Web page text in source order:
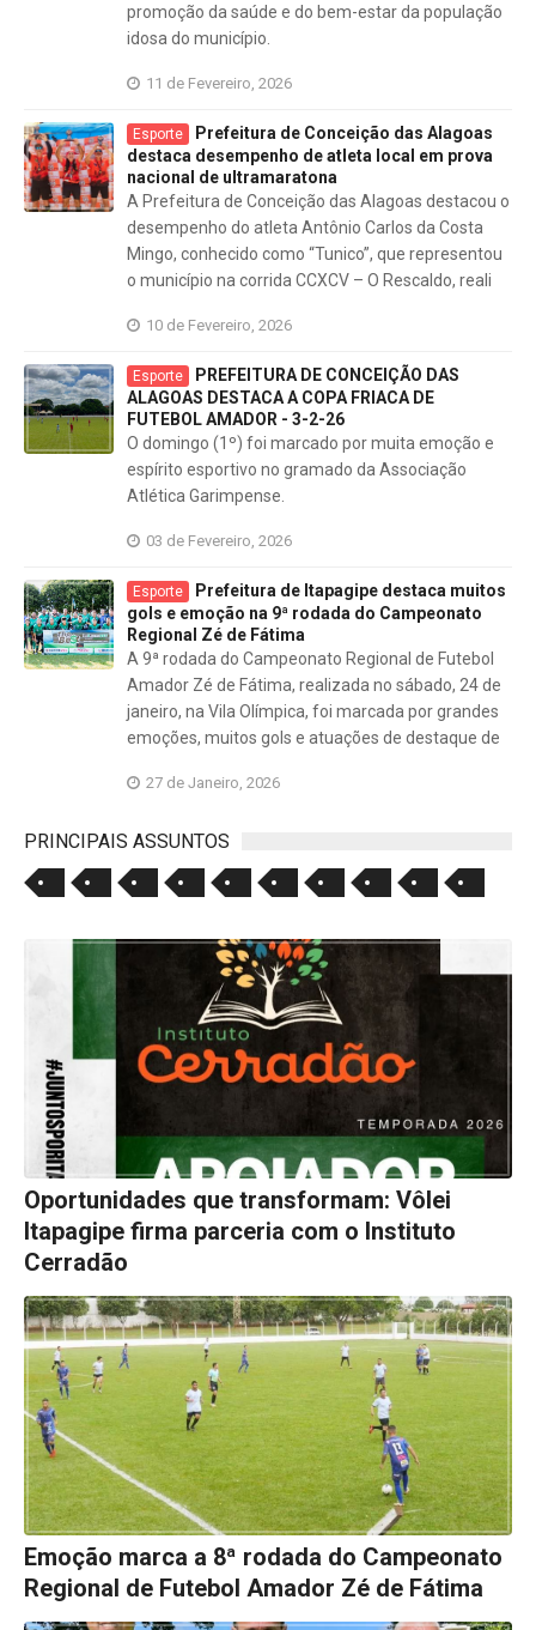
promoção da saúde e do bem-estar da população
idosa do município.
11 de Fevereiro, 2026
Esporte
Prefeitura de Conceição das Alagoas
destaca desempenho de atleta local em prova
nacional de ultramaratona
A Prefeitura de Conceição das Alagoas destacou o
desempenho do atleta Antônio Carlos da Costa
Mingo, conhecido como “Tunico”, que representou
o município na corrida CCXCV – O Rescaldo, reali
10 de Fevereiro, 2026
Esporte
PREFEITURA DE CONCEIÇÃO DAS
ALAGOAS DESTACA A COPA FRIACA DE
FUTEBOL AMADOR - 3-2-26
O domingo (1º) foi marcado por muita emoção e
espírito esportivo no gramado da Associação
Atlética Garimpense.
03 de Fevereiro, 2026
Esporte
Prefeitura de Itapagipe destaca muitos
gols e emoção na 9ª rodada do Campeonato
Regional Zé de Fátima
A 9ª rodada do Campeonato Regional de Futebol
Amador Zé de Fátima, realizada no sábado, 24 de
janeiro, na Vila Olímpica, foi marcada por grandes
emoções, muitos gols e atuações de destaque de
27 de Janeiro, 2026
PRINCIPAIS ASSUNTOS
Oportunidades que transformam: Vôlei
Itapagipe firma parceria com o Instituto
Cerradão
Emoção marca a 8ª rodada do Campeonato
Regional de Futebol Amador Zé de Fátima